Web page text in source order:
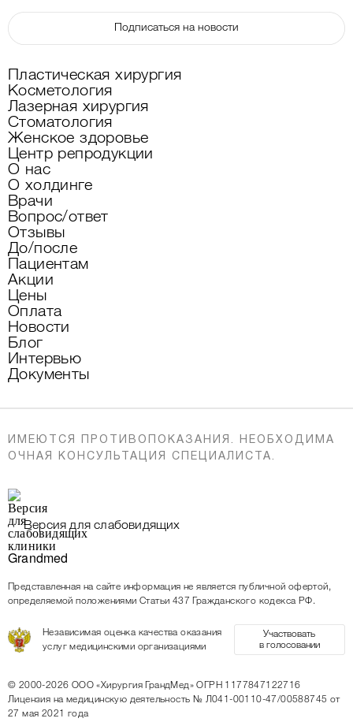
Подписаться на новости
Пластическая хирургия
Косметология
Лазерная хирургия
Стоматология
Женское здоровье
Центр репродукции
О нас
О холдинге
Врачи
Вопрос/ответ
Отзывы
До/после
Пациентам
Акции
Цены
Оплата
Новости
Блог
Интервью
Документы
ИМЕЮТСЯ ПРОТИВОПОКАЗАНИЯ. НЕОБХОДИМА
ОЧНАЯ КОНСУЛЬТАЦИЯ СПЕЦИАЛИСТА.
Версия для слабовидящих
Представленная на сайте информация не является публичной офертой,
определяемой положениями Статьи 437 Гражданского кодекса РФ.
Независимая оценка качества оказания
услуг медицинскими организациями
Участвовать
в голосовании
© 2000-2026 ООО «Хирургия ГрандМед» ОГРН 1177847122716
Лицензия на медицинскую деятельность № Л041-00110-47/00588745 от
27 мая 2021 года